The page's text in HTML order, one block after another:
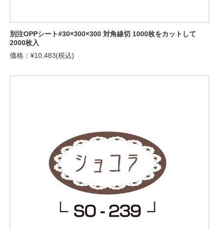
別注OPPシート#30×300×300 対角線切 1000枚をカットして
2000枚入
価格：¥10,483(税込)